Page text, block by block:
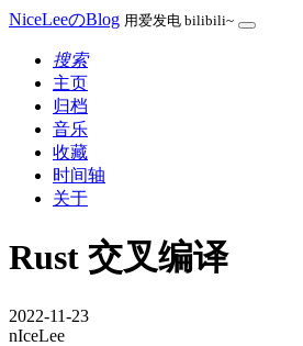
NiceLeeのBlog 用爱发电 bilibili~
搜索
主页
归档
音乐
收藏
时间轴
关于
Rust 交叉编译
2022-11-23
nIceLee